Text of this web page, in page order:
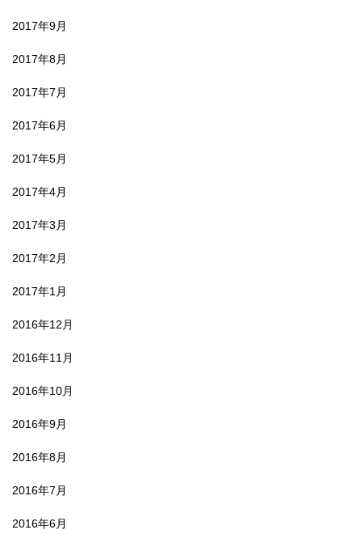
2017年9月
2017年8月
2017年7月
2017年6月
2017年5月
2017年4月
2017年3月
2017年2月
2017年1月
2016年12月
2016年11月
2016年10月
2016年9月
2016年8月
2016年7月
2016年6月